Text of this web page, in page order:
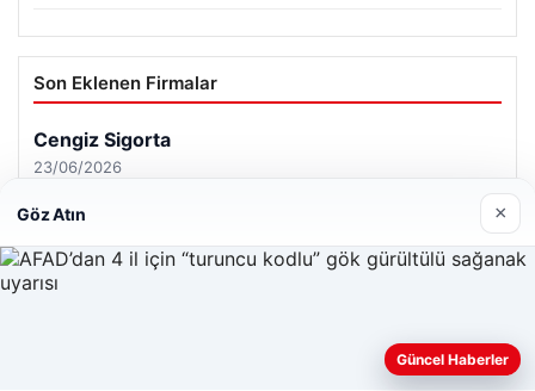
Son Eklenen Firmalar
Web sitemizi nasıl kullandığınızı daha iyi anlayabilmek,
Göz Atın ×
Güncel Haberler